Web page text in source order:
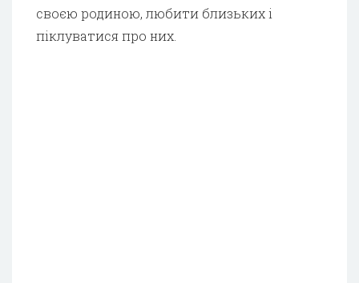
своєю родиною, любити близьких і
піклуватися про них.